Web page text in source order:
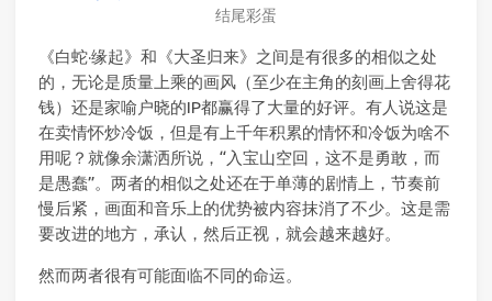
结尾彩蛋
《白蛇·缘起》和《大圣归来》之间是有很多的相似之处
的，无论是质量上乘的画风（至少在主角的刻画上舍得花
钱）还是家喻户晓的IP都赢得了大量的好评。有人说这是
在卖情怀炒冷饭，但是有上千年积累的情怀和冷饭为啥不
用呢？就像余潇洒所说，“入宝山空回，这不是勇敢，而
是愚蠢”。两者的相似之处还在于单薄的剧情上，节奏前
慢后紧，画面和音乐上的优势被内容抹消了不少。这是需
要改进的地方，承认，然后正视，就会越来越好。
然而两者很有可能面临不同的命运。